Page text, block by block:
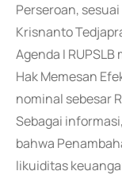
Perseroan,
Krisnanto
Agenda I
Hak Memesan
nominal sebesar
Sebagai
bahwa
likuiditas